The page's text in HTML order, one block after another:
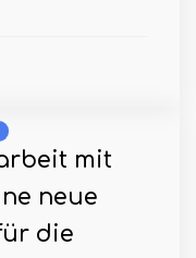
mit
neue
die